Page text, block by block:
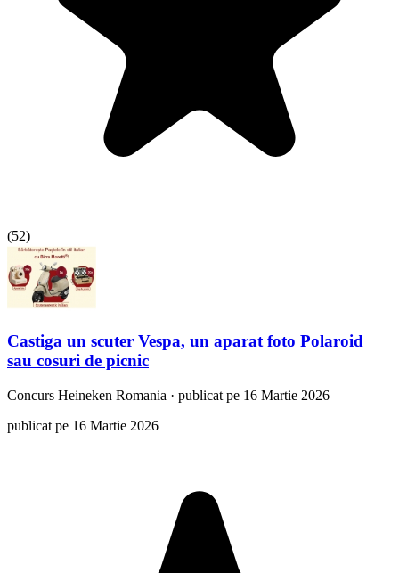
(52)
Castiga un scuter Vespa, un aparat foto Polaroid
sau cosuri de picnic
Concurs Heineken Romania · publicat pe 16 Martie 2026
publicat pe 16 Martie 2026